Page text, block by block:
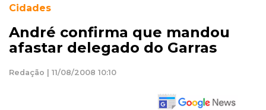
Cidades
André confirma que mandou
afastar delegado do Garras
Redação | 11/08/2008 10:10